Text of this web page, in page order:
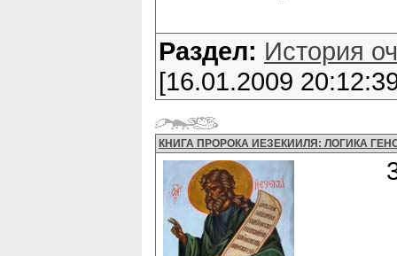
Раздел: История
[16.01.2009
КНИГА ПРОРОКА ИЕЗЕКИИЛЯ: ЛОГИКА